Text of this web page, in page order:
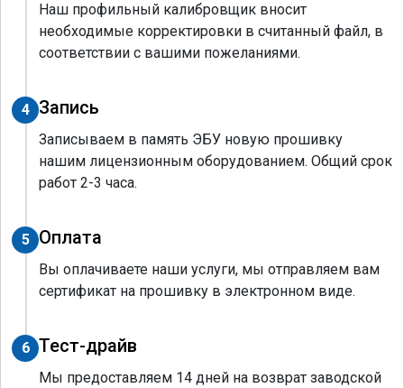
Наш профильный калибровщик вносит
необходимые корректировки в считанный файл, в
соответствии с вашими пожеланиями.
4 Запись
Записываем в память ЭБУ новую прошивку
нашим лицензионным оборудованием. Общий срок
работ 2-3 часа.
5 Оплата
Вы оплачиваете наши услуги, мы отправляем вам
сертификат на прошивку в электронном виде.
6 Тест-драйв
Мы предоставляем 14 дней на возврат заводской